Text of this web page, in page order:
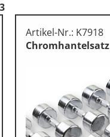
, Funball
Artikel-Nr.: K7918
Chromhantelsatz